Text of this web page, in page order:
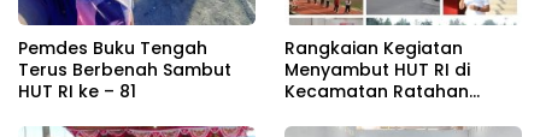
Pemdes Buku Tengah
Terus Berbenah Sambut
HUT RI ke – 81
Rangkaian Kegiatan
Menyambut HUT RI di
Kecamatan Ratahan